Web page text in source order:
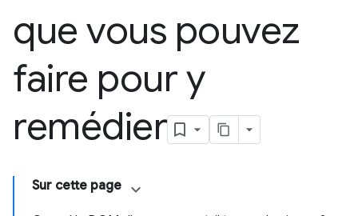
que vous pouvez
faire pour y
remédier
Sur cette page